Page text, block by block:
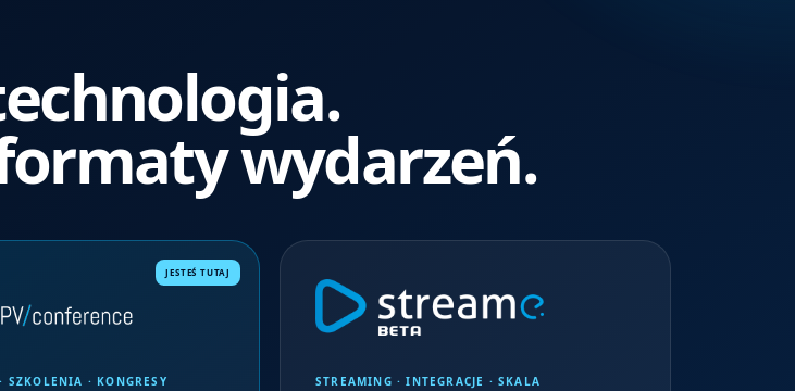
wydarzeń.
JESTEŚ TUTAJ
SZKOLENIA · KONGRESY STREAMING · INTEGRACJE · SKALA